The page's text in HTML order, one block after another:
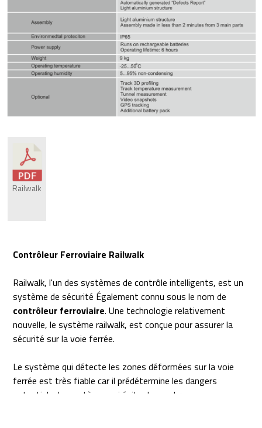
Railwalk
Contrôleur Ferroviaire Railwalk
Railwalk, l'un des systèmes de contrôle intelligents, est un
système de sécurité Également connu sous le nom de
contrôleur ferroviaire. Une technologie relativement
nouvelle, le système railwalk, est conçue pour assurer la
sécurité sur la voie ferrée.
Le système qui détecte les zones déformées sur la voie
ferrée est très fiable car il prédétermine les dangers
potentiels. Le système, qui évite de nombreux